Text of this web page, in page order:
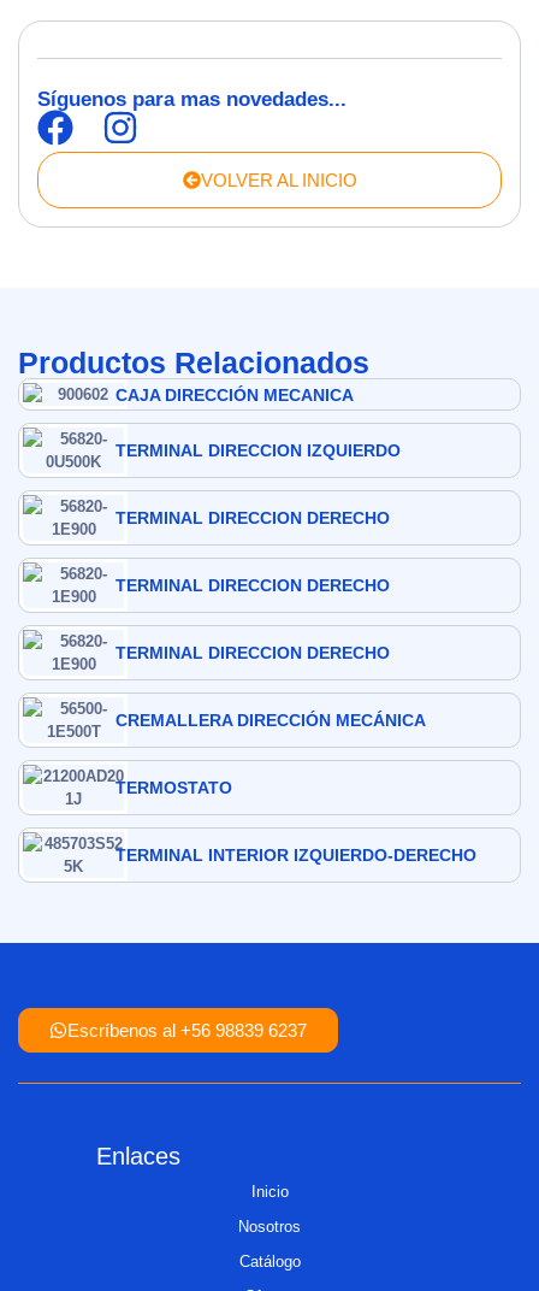
Síguenos para mas novedades...
VOLVER AL INICIO
Productos Relacionados
CAJA DIRECCIÓN MECANICA
TERMINAL DIRECCION IZQUIERDO
TERMINAL DIRECCION DERECHO
TERMINAL DIRECCION DERECHO
TERMINAL DIRECCION DERECHO
CREMALLERA DIRECCIÓN MECÁNICA
TERMOSTATO
TERMINAL INTERIOR IZQUIERDO-DERECHO
Escríbenos al +56 98839 6237
Enlaces
Inicio
Nosotros
Catálogo